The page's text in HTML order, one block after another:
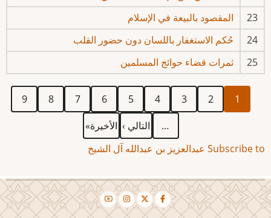
23
المقصود بالبيعة في الإسلام
24
حُكم الاستغفار باللسان دون حضور القلب
25
ثمرات قضاء حوائج المسلمين
Pagination
Current
page
1 الصفحة
2 الصفحة
3 الصفحة
4 الصفحة
5 الصفحة
6 الصفحة
7 الصفحة
8 الصفحة
9
…
Next
page
التالي › Last
page
الأخيرة»
Subscribe to عبدالعزيز بن عبدالله آل الشيخ